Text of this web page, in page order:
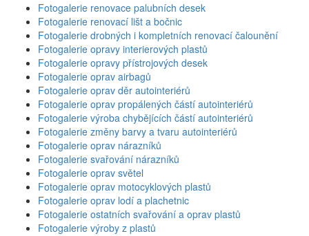
Fotogalerie renovace palubních desek
Fotogalerie renovací lišt a bočnic
Fotogalerie drobných i kompletních renovací čalounění
Fotogalerie opravy interierových plastů
Fotogalerie opravy přístrojových desek
Fotogalerie oprav airbagů
Fotogalerie oprav děr autointeriérů
Fotogalerie oprav propálených částí autointeriérů
Fotogalerie výroba chybějících částí autointeriérů
Fotogalerie změny barvy a tvaru autointeriérů
Fotogalerie oprav nárazníků
Fotogalerie svařování nárazníků
Fotogalerie oprav světel
Fotogalerie oprav motocyklových plastů
Fotogalerie oprav lodí a plachetnic
Fotogalerie ostatních svařování a oprav plastů
Fotogalerie výroby z plastů